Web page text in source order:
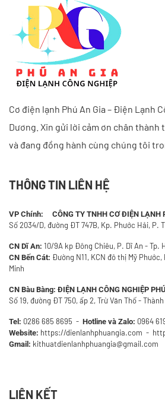
Cơ điện lạnh Phú An Gia – Điện Lạnh
Dương. Xin gửi lời cảm ơn chân thành
và đang đồng hành cùng chúng tôi
THÔNG TIN LIÊN HỆ
VP Chính: CÔNG TY TNHH CƠ ĐIỆN LẠNH
Số 2034/D, đường ĐT 747B, Kp. Phước Hải, P.
CN Dĩ An: 10/9A kp Đông Chiêu, P. Dĩ An - Tp.
CN Bến Cát: Đường N11, KCN đô thị Mỹ
Minh
CN Bàu Bàng: ĐIỆN LẠNH CÔNG NGHIỆP
Số 19, đường ĐT 750, ấp 2, Trừ Văn Thố -
Tel: 0286 685 8695 - Hotline và Zalo: 0964
Website: https://dienlanhphuangia.com -
Gmail: kithuatdienlanhphuangia@gmail.com
LIÊN KẾT